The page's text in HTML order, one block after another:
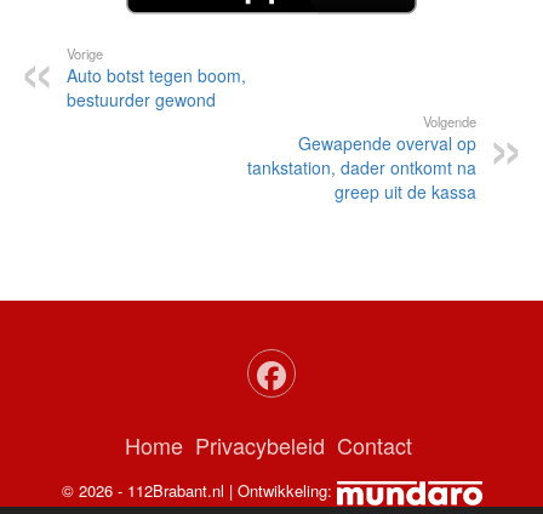
Vorige
Auto botst tegen boom,
bestuurder gewond
Volgende
Gewapende overval op
tankstation, dader ontkomt na
greep uit de kassa
Home Privacybeleid Contact
© 2026 - 112Brabant.nl | Ontwikkeling: